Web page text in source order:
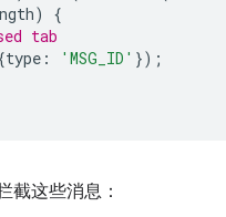
)
{
tab
type : 'MSG_ID' });
截这些消息：